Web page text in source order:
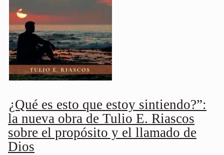
¿Qué es esto que estoy sintiendo?”:
la nueva obra de Tulio E. Riascos
sobre el propósito y el llamado de
Dios